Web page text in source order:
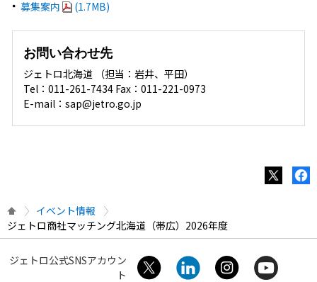
募集案内 (1.7MB)
お問い合わせ先
ジェトロ北海道 （担当：岩井、平田）
Tel：011-261-7434 Fax：011-221-0973
E-mail：sap@jetro.go.jp
イベント情報
ジェトロ商社マッチング北海道（帯広）2026年度
ジェトロ公式SNSアカウン
ト